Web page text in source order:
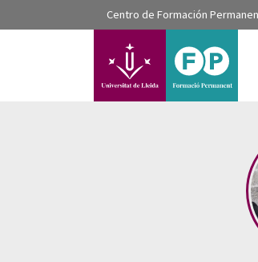
???label.access.jump.content???
???label.access.jump.header???
???label.access.jump.footer???
???label.access.jump.menu???
Centro de Formación